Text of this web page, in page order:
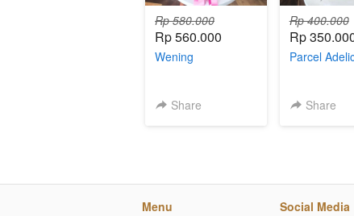
Rp 580.000
Rp 560.000
Wening
Share
Rp 400.000
Rp
Parcel
Share
Menu Social Media